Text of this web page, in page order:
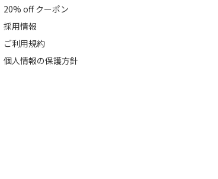
20% off クーポン
採用情報
ご利用規約
個人情報の保護方針